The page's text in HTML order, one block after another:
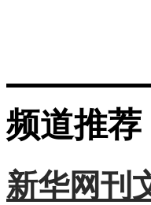
频道推荐
新华网刊